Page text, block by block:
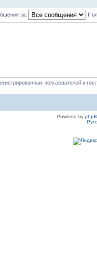
за:
пользователей и
Powered by